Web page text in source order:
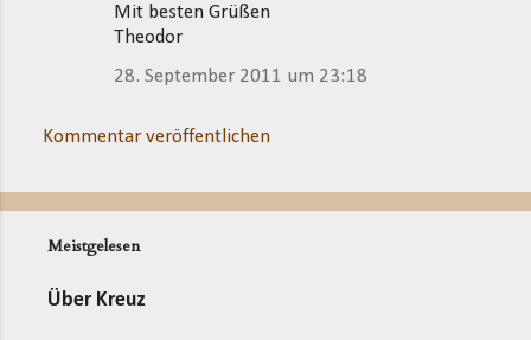
Mit besten Grüßen
Theodor
28. September 2011 um 23:18
Kommentar veröffentlichen
Meistgelesen
Über Kreuz